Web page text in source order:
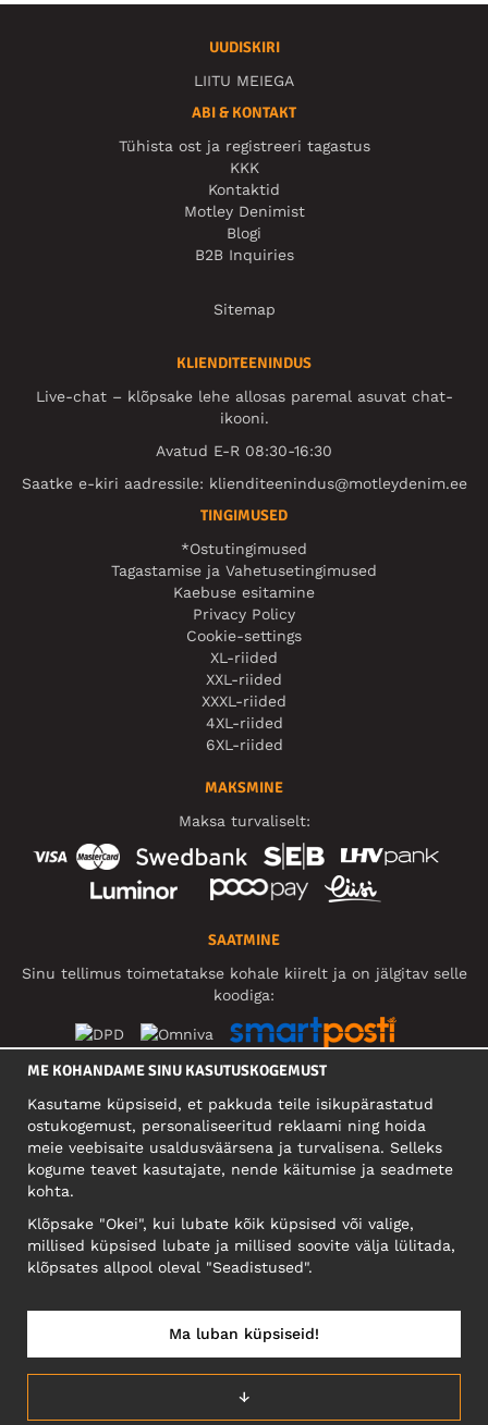
UUDISKIRI
LIITU MEIEGA
ABI & KONTAKT
Tühista ost ja registreeri tagastus
KKK
Kontaktid
Motley Denimist
Blogi
B2B Inquiries
Sitemap
KLIENDITEENINDUS
Live-chat – klõpsake lehe allosas paremal asuvat chat-
ikooni.
Avatud E-R 08:30-16:30
Saatke e-kiri aadressile: klienditeenindus@motleydenim.ee
TINGIMUSED
*Ostutingimused
Tagastamise ja Vahetusetingimused
Kaebuse esitamine
Privacy Policy
Cookie-settings
XL-riided
XXL-riided
XXXL-riided
4XL-riided
6XL-riided
MAKSMINE
Maksa turvaliselt:
SAATMINE
Sinu tellimus toimetatakse kohale kiirelt ja on jälgitav selle
koodiga:
FIRMA
Mäeküla tn 9, EE-13525 Tallinn
Reg: 17449603, KMKR: EE102960721
EESTI/EESTI KEEL
ME KOHANDAME SINU KASUTUSKOGEMUST
Kasutame küpsiseid, et pakkuda teile isikupärastatud
ostukogemust, personaliseeritud reklaami ning hoida
meie veebisaite usaldusväärsena ja turvalisena. Selleks
kogume teavet kasutajate, nende käitumise ja seadmete
kohta.
Klõpsake "Okei", kui lubate kõik küpsised või valige,
millised küpsised lubate ja millised soovite välja lülitada,
klõpsates allpool oleval "Seadistused".
↓
Ma luban küpsiseid!